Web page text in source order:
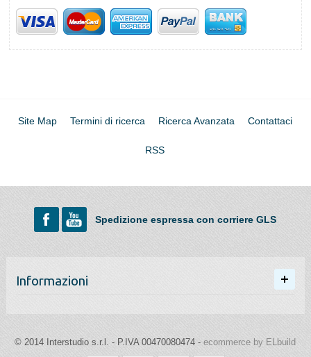
Site Map Termini di ricerca Ricerca Avanzata Contattaci
RSS
Spedizione espressa con corriere GLS
Informazioni
© 2014 Interstudio s.r.l. - P.IVA 00470080474 -ecommerce by ELbuild